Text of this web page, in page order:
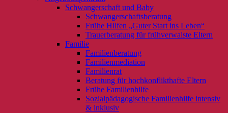
Schwangerschaft und Baby
Schwangerschaftsberatung
Frühe Hilfen „Guter Start ins Leben“
Trauerberatung für frühverwaiste Eltern
Familie
Familienberatung
Familienmediation
Familienrat
Beratung für hochkonflikthafte Eltern
Frühe Familienhilfe
Sozialpädagogische Familienhilfe intensiv
& inklusiv